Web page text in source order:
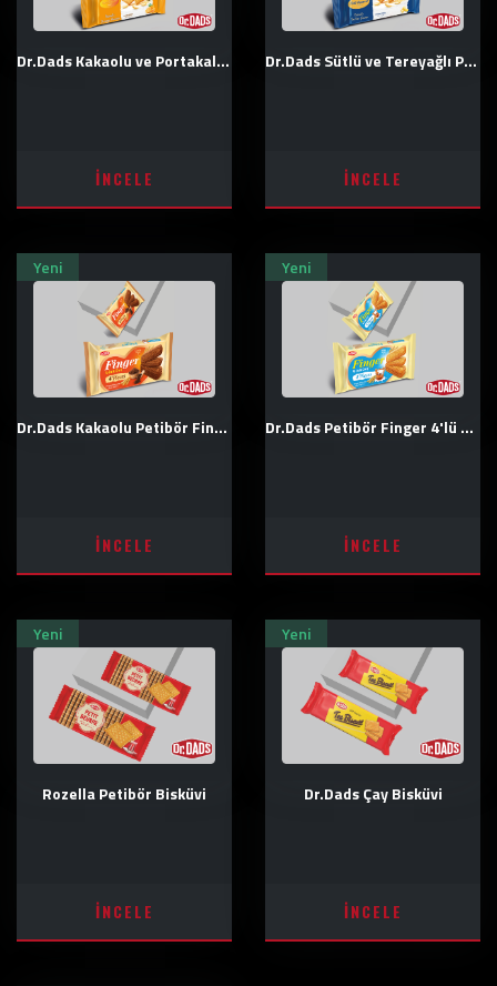
Dr.Dads Kakaolu ve Portakal Aromalı Petibör Bisküvi
İNCELE
Dr.Dads Sütlü ve Tereyağlı Petibör Bisküvi
İNCELE
Yeni
Dr.Dads Kakaolu Petibör Finger 4'lü Bisküvi
İNCELE
Yeni
Dr.Dads Petibör Finger 4'lü Bisküvi
İNCELE
Yeni
Rozella Petibör Bisküvi
İNCELE
Yeni
Dr.Dads Çay Bisküvi
İNCELE